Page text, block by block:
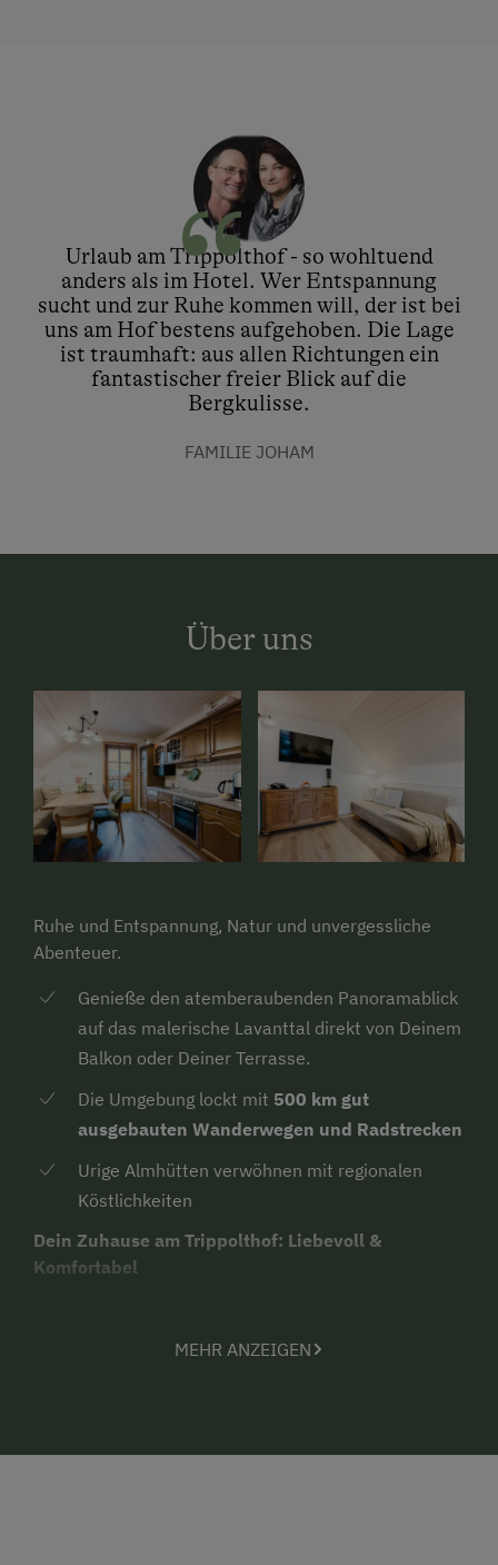
Urlaub am Trippolthof - so wohltuend
anders als im Hotel. Wer Entspannung
sucht und zur Ruhe kommen will, der ist bei
uns am Hof bestens aufgehoben. Die Lage
ist traumhaft: aus allen Richtungen ein
fantastischer freier Blick auf die
Bergkulisse.
FAMILIE JOHAM
Über uns
Ruhe und Entspannung, Natur und unvergessliche
Abenteuer.
Genieße den atemberaubenden Panoramablick
auf das malerische Lavanttal direkt von Deinem
Balkon oder Deiner Terrasse.
Die Umgebung lockt mit 500 km gut
ausgebauten Wanderwegen und Radstrecken
Urige Almhütten verwöhnen mit regionalen
Köstlichkeiten
Dein Zuhause am Trippolthof: Liebevoll &
Komfortabel
Räumen rustikalen Charme, der wie neu
MEHR ANZEIGEN